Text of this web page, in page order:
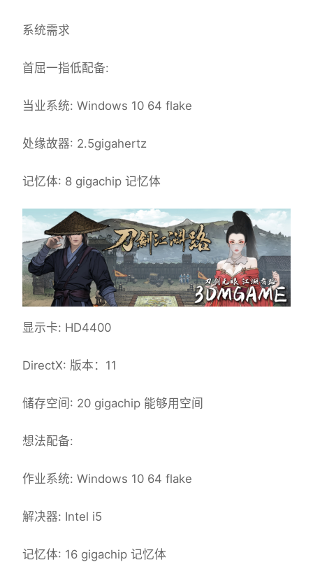
系统需求
首屈一指低配备:
当业系统: Windows 10 64 flake
处缘故器: 2.5gigahertz
记忆体: 8 gigachip 记忆体
显示卡: HD4400
DirectX: 版本：11
储存空间: 20 gigachip 能够用空间
想法配备:
作业系统: Windows 10 64 flake
解决器: Intel i5
记忆体: 16 gigachip 记忆体